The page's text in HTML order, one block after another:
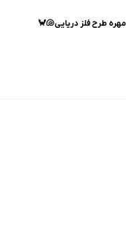
مهره طرح فلز دریایی🐚🦀